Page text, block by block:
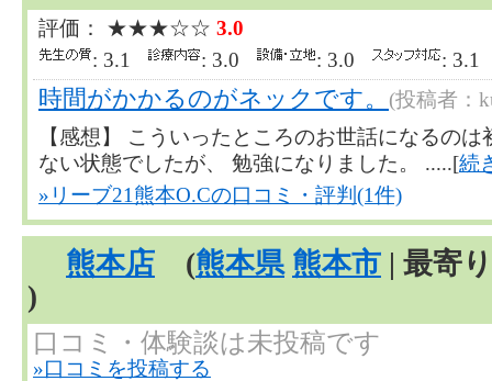
評価： ★★★☆☆ 3.0
: 3.1
: 3.0 : 3.0 :
時間がかかるのがネックです。
(投稿者：
【感想】 こういったところのお世話になるの
ない状態でしたが、 勉強になりました。 .....[続
»リーブ21熊本O.Cの口コミ・評判(1件)
熊本店 (熊本県 熊本市 | 最寄
)
口コミ・体験談は未投稿です
»口コミを投稿する